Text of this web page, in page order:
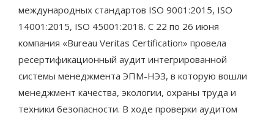
международных стандартов ISO 9001:2015, ISO
14001:2015, ISO 45001:2018. С 22 по 26 июня
компания «Bureau Veritas Certification» провела
ресертификационный аудит интегрированной
системы менеджмента ЭПМ-НЭЗ, в которую вошли
менеджмент качества, экологии, охраны труда и
техники безопасности. В ходе проверки аудитом